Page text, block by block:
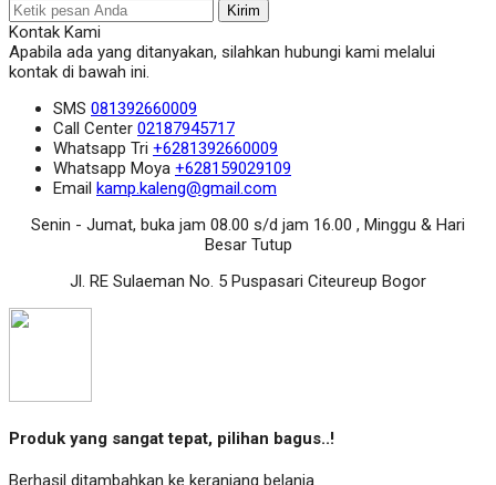
Kirim
Kontak Kami
Apabila ada yang ditanyakan, silahkan hubungi kami melalui
kontak di bawah ini.
SMS 081392660009
Call Center 02187945717
Whatsapp Tri +6281392660009
Whatsapp Moya +628159029109
Email kamp.kaleng@gmail.com
Senin - Jumat, buka jam 08.00 s/d jam 16.00 , Minggu & Hari
Besar Tutup
Jl. RE Sulaeman No. 5 Puspasari Citeureup Bogor
Produk yang sangat tepat, pilihan bagus..!
Berhasil ditambahkan ke keranjang belanja